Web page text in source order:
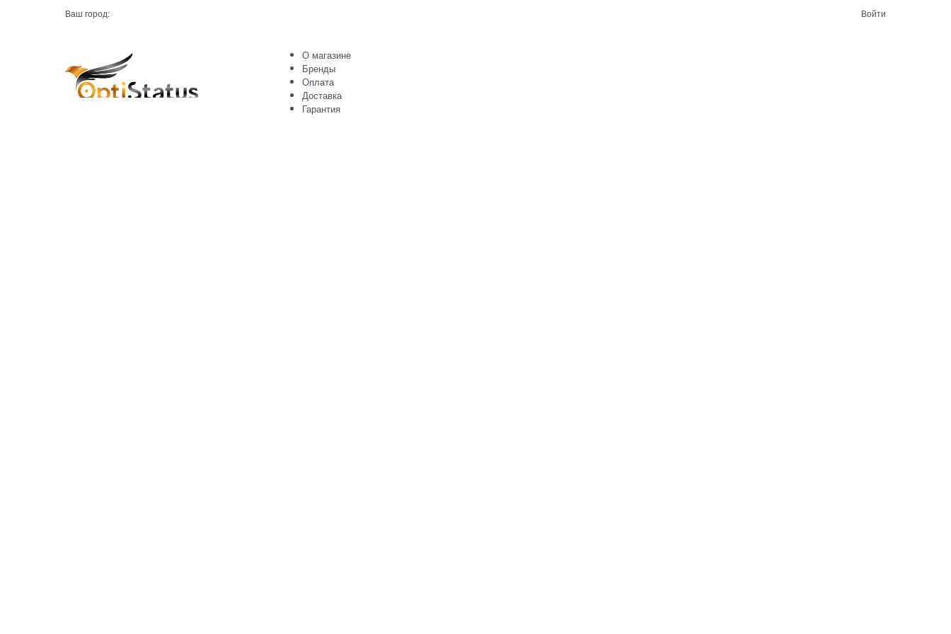
Ваш город: Войти
О магазине
Бренды
Оплата
Доставка
Гарантия